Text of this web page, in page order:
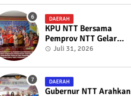
Pemberhentian Sekdes
kepada Bupati TTS
DAERAH
KPU NTT Bersama
Pemprov NTT Gelar
Rakor Untuk Membahas
Draft Nota
Kesepahaman
Juli 31, 2026
DAERAH
Gubernur NTT Arahkan